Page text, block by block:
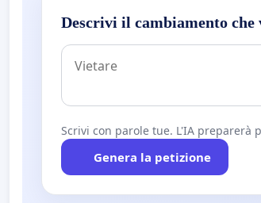
Descrivi il cambiamento che
Scrivi con parole tue. L'IA preparerà
Genera la petizione